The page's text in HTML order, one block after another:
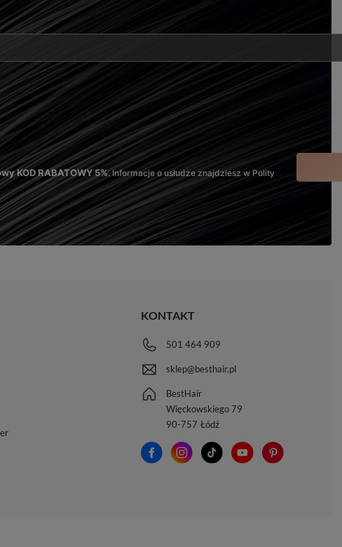
KOD RABATOWY 5%. Informacje o usłudze znajdziesz w Polityce Prywatności oraz Regulaminie.
KONTAKT
501 464 909
sklep@besthair.pl
BestHair
Więckowskiego 79
90-757 Łódź